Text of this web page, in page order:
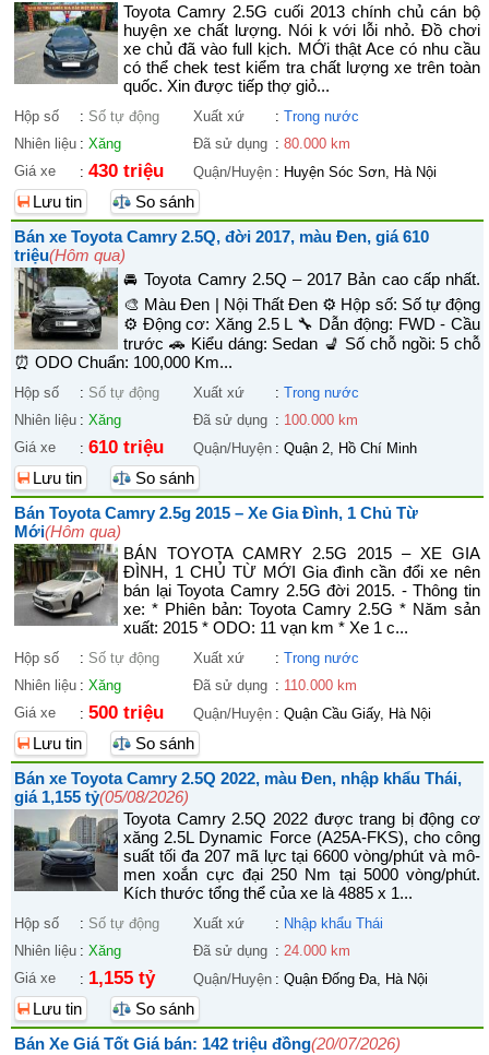
Toyota Camry 2.5G cuối 2013 chính chủ cán bộ
huyện xe chất lượng. Nói k với lỗi nhỏ. Đồ chơi
xe chủ đã vào full kịch. MỚi thật Ace có nhu cầu
có thể chek test kiểm tra chất lượng xe trên toàn
quốc. Xin được tiếp thợ giỏ...
Hộp số : Số tự động Xuất xứ : Trong nước
Nhiên liệu : Xăng Đã sử dụng : 80.000 km
Giá xe
: 430 triệu Quận/Huyện : Huyện Sóc Sơn, Hà Nội
Lưu tin
So sánh
Bán xe Toyota Camry 2.5Q, đời 2017, màu Đen, giá 610
triệu(Hôm qua)
🚘 Toyota Camry 2.5Q – 2017 Bản cao cấp nhất.
🎨 Màu Đen | Nội Thất Đen ⚙️ Hộp số: Số tự động
⚙️ Động cơ: Xăng 2.5 L 🔧 Dẫn động: FWD - Cầu
trước 🚗 Kiểu dáng: Sedan 💺 Số chỗ ngồi: 5 chỗ
⏰ ODO Chuẩn: 100,000 Km...
Hộp số : Số tự động Xuất xứ : Trong nước
Nhiên liệu : Xăng Đã sử dụng : 100.000 km
Giá xe
: 610 triệu Quận/Huyện : Quận 2, Hồ Chí Minh
Lưu tin
So sánh
Bán Toyota Camry 2.5g 2015 – Xe Gia Đình, 1 Chủ Từ
Mới(Hôm qua)
BÁN TOYOTA CAMRY 2.5G 2015 – XE GIA
ĐÌNH, 1 CHỦ TỪ MỚI Gia đình cần đổi xe nên
bán lại Toyota Camry 2.5G đời 2015. - Thông tin
xe: * Phiên bản: Toyota Camry 2.5G * Năm sản
xuất: 2015 * ODO: 11 vạn km * Xe 1 c...
Hộp số : Số tự động Xuất xứ : Trong nước
Nhiên liệu : Xăng Đã sử dụng : 110.000 km
Giá xe
: 500 triệu Quận/Huyện : Quận Cầu Giấy, Hà Nội
Lưu tin
So sánh
Bán xe Toyota Camry 2.5Q 2022, màu Đen, nhập khẩu Thái,
giá 1,155 tỷ(05/08/2026)
Toyota Camry 2.5Q 2022 được trang bị động cơ
xăng 2.5L Dynamic Force (A25A-FKS), cho công
suất tối đa 207 mã lực tại 6600 vòng/phút và mô-
men xoắn cực đại 250 Nm tại 5000 vòng/phút.
Kích thước tổng thể của xe là 4885 x 1...
Hộp số : Số tự động Xuất xứ : Nhập khẩu Thái
Nhiên liệu : Xăng Đã sử dụng : 24.000 km
Giá xe
: 1,155 tỷ Quận/Huyện : Quận Đống Đa, Hà Nội
Lưu tin
So sánh
Bán Xe Giá Tốt Giá bán: 142 triệu đồng(20/07/2026)